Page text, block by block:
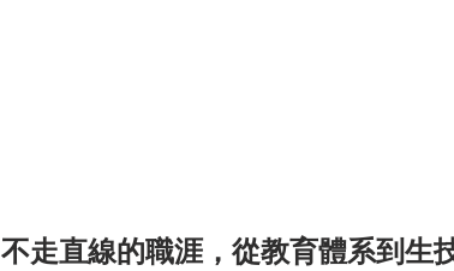
不走直線的職涯，從教育體系到生